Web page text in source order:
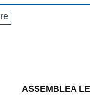
ASSEMBLEA